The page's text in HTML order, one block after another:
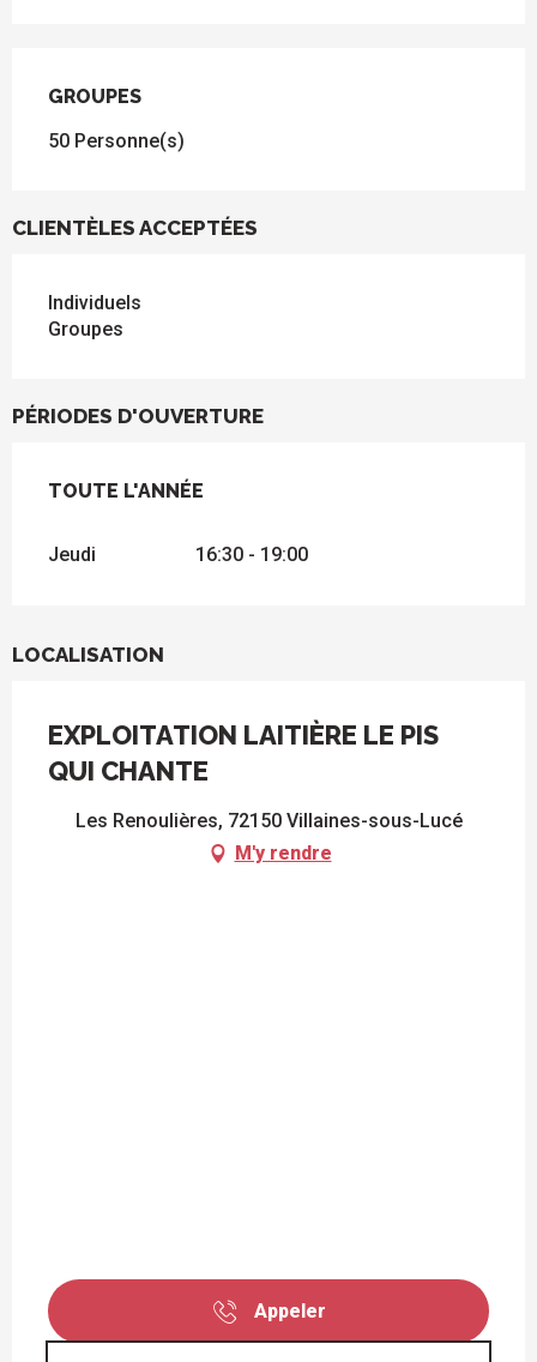
GROUPES
GROUPES
50 Personne(s)
CLIENTÈLES ACCEPTÉES
Individuels
Groupes
PÉRIODES D'OUVERTURE
TOUTE L'ANNÉE
TOUTE L'ANNÉE
Jeudi 16:30 - 19:00
LOCALISATION
EXPLOITATION LAITIÈRE LE PIS
QUI CHANTE
Les Renoulières, 72150 Villaines-sous-Lucé
M'y rendre
Appeler